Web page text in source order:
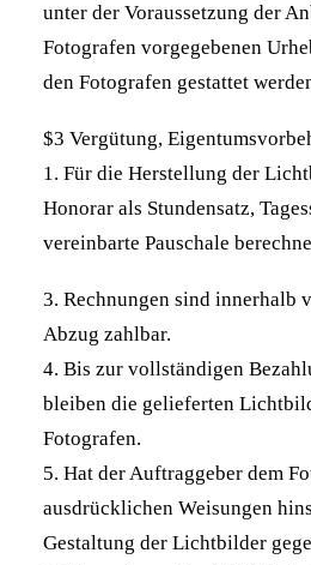
unter der Voraussetzung der
Fotografen vorgegebenen
den Fotografen gestattet
$3 Vergütung,
1. Für die Herstellung der
Honorar als Stundensatz,
vereinbarte Pauschale
3. Rechnungen sind innerhalb
Abzug zahlbar.
4. Bis zur vollständigen
bleiben die gelieferten
Fotografen.
5. Hat der Auftraggeber dem
ausdrücklichen Weisungen
Gestaltung der Lichtbilder